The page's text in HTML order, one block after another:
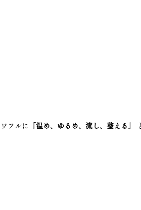
フルに 「温め、ゆるめ、流し、整える」